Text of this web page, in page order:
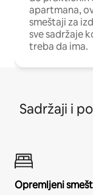
apartmana,
smeštaji za
sve sadržaje
treba da ima.
Sadržaji i
Opremljeni